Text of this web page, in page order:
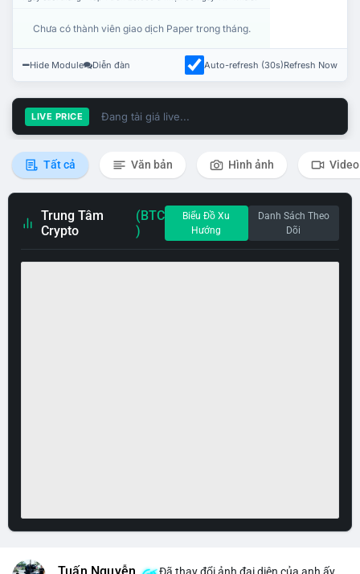
Chưa có thành viên giao dịch Paper trong tháng.
Hide Module Diễn đàn Auto-refresh (30s)Refresh Now
LIVE PRICE Đang tải giá live...
Tất cả Văn bản Hình ảnh Video
Trung Tâm
Crypto
(BTC
)
Biểu Đồ Xu
Hướng
Danh Sách Theo
Dõi